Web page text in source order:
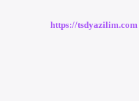
https://tsdyazilim.com